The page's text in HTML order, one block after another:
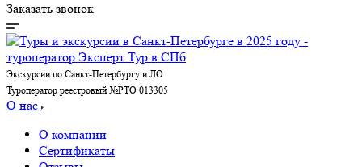
Заказать звонок
Экскурсии по Санкт-Петербургу и ЛО
Туроператор реестровый №РТО 013305
О нас
О компании
Сертификаты